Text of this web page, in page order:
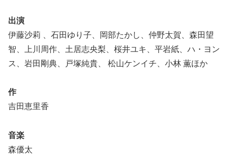
出演
伊藤沙莉 、石田ゆり子、岡部たかし、仲野太賀、森田望
智、上川周作、土居志央梨、桜井ユキ、平岩紙、ハ・ヨン
ス、岩田剛典、戸塚純貴、 松山ケンイチ、小林 薫ほか
作
吉田恵里香
音楽
森優太